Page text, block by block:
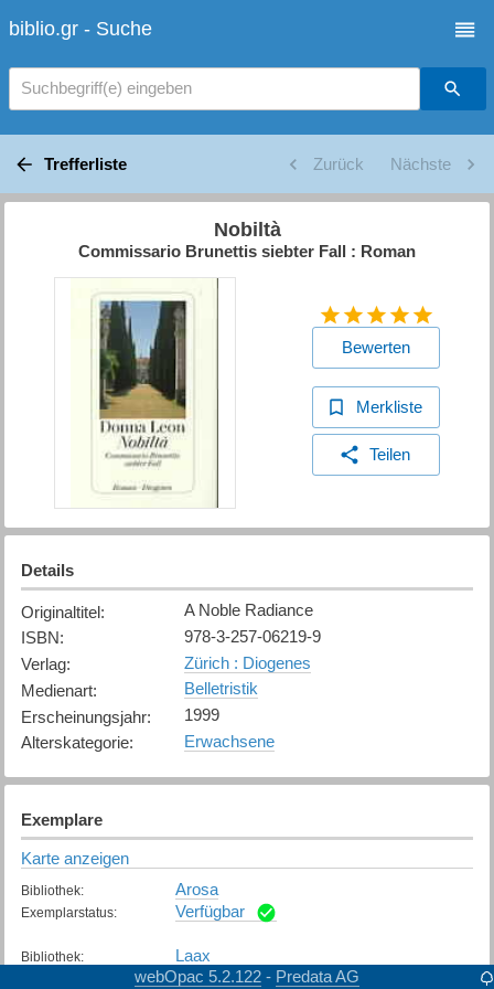
biblio.gr - Suche
Suchbegriff(e) eingeben
Trefferliste Zurück Nächste
Nobiltà
Commissario Brunettis siebter Fall : Roman
Bewerten
Merkliste
Teilen
Details
Originaltitel:
A Noble Radiance
ISBN:
978-3-257-06219-9
Verlag:
Zürich : Diogenes
Medienart:
Belletristik
Erscheinungsjahr:
1999
Alterskategorie: Erwachsene
Exemplare
Karte anzeigen
Bibliothek: Arosa
Exemplarstatus: Verfügbar
Bibliothek: Laax
Verfügbar
webOpac 5.2.122 - Predata AG